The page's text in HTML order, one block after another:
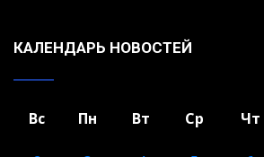
КАЛЕНДАРЬ НОВОСТЕЙ
Вс Пн Вт Ср Чт